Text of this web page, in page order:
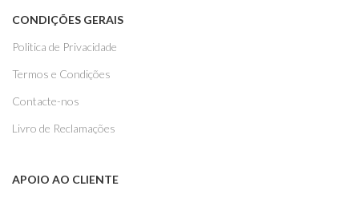
CONDIÇÕES GERAIS
Politica de Privacidade
Termos e Condições
Contacte-nos
Livro de Reclamações
APOIO AO CLIENTE